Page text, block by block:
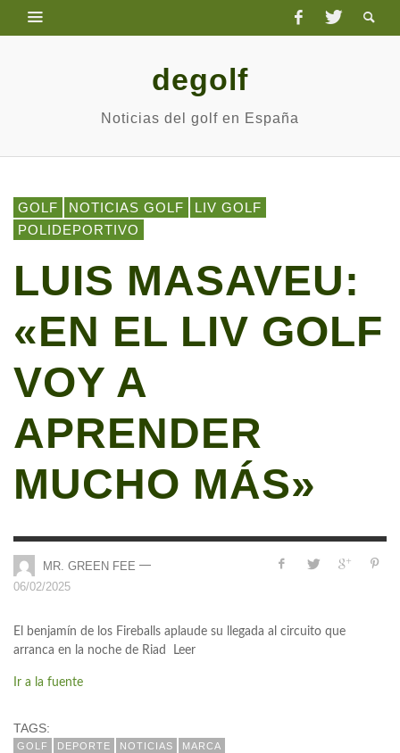
degolf
Noticias del golf en España
GOLF NOTICIAS GOLF
LIV GOLF
POLIDEPORTIVO
LUIS MASAVEU:
«EN EL LIV GOLF
VOY A
APRENDER
MUCHO MÁS»
MR. GREEN FEE —
06/02/2025
El benjamín de los Fireballs aplaude su llegada al circuito que
arranca en la noche de Riad Leer
Ir a la fuente
TAGS:
GOLF DEPORTE NOTICIAS MARCA